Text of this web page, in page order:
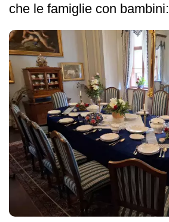
che le famiglie con bambini: